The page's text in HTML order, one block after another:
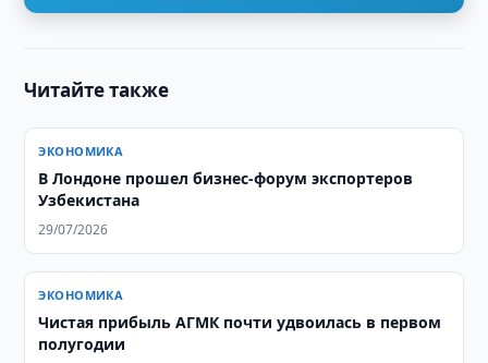
Читайте также
ЭКОНОМИКА
В Лондоне прошел бизнес-форум экспортеров
Узбекистана
29/07/2026
ЭКОНОМИКА
Чистая прибыль АГМК почти удвоилась в первом
полугодии